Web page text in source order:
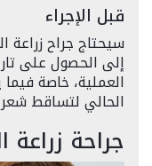
قبل الإجراء
سيحتاج جراح
إلى الحصول على
العملية، خاصة
الحالي لتساقط
جراحة زراعة